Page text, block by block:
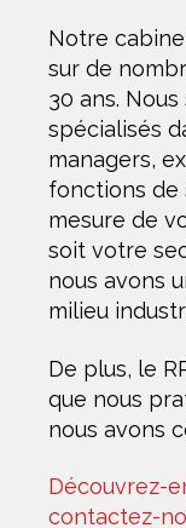
Notre
sur de
30 ans.
spécialisés
managers,
fonctions de
mesure de
soit votre
nous avons
milieu
De plus, le
que nous
nous avons
Découvrez-
contactez-